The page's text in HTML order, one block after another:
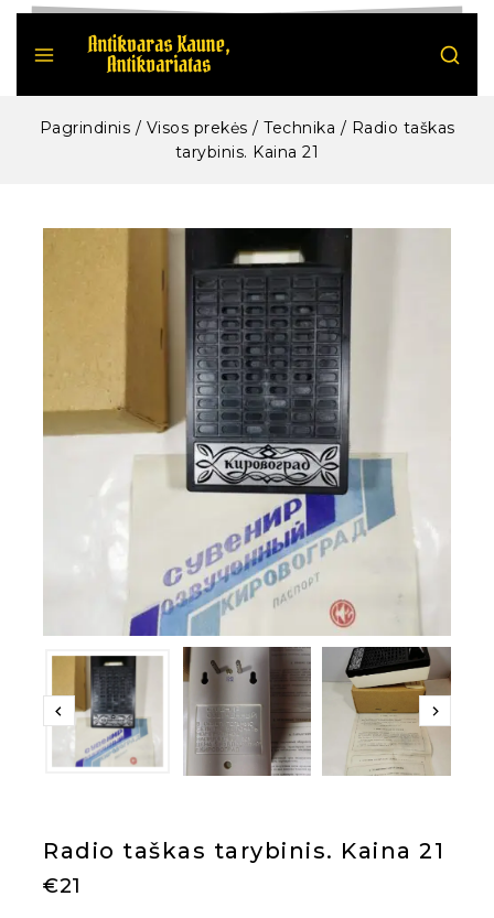
Pagrindinis / Visos prekės / Technika / Radio taškas
tarybinis. Kaina 21
Radio taškas tarybinis. Kaina 21
€21